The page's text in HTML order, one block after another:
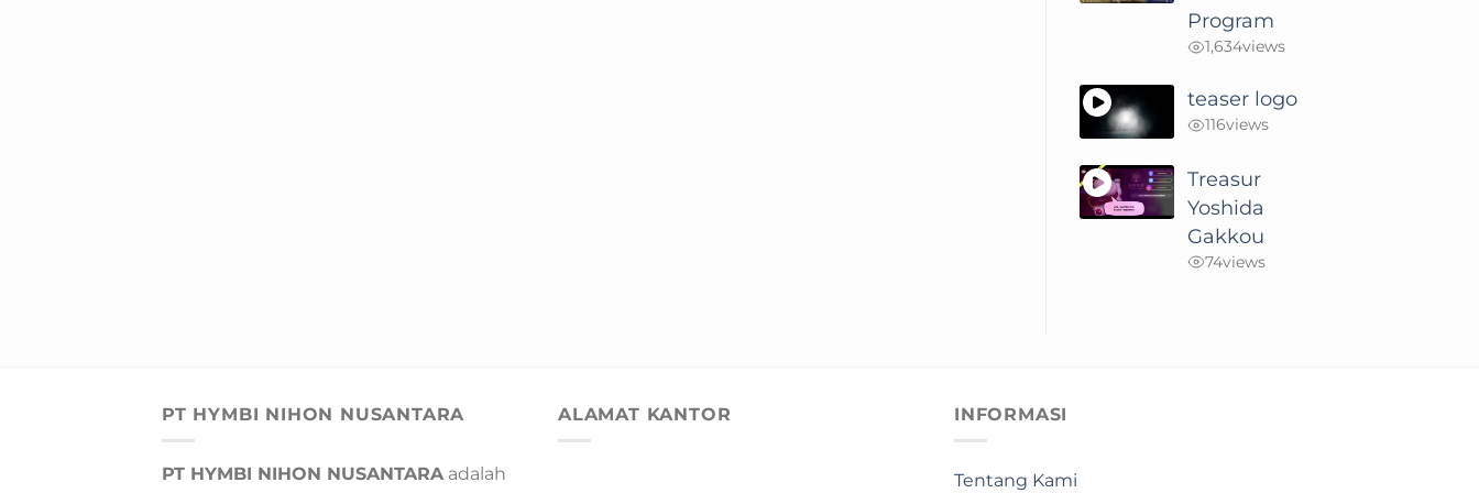
Program
1,634views
teaser logo
116views
Treasur
Yoshida
Gakkou
74views
PT HYMBI NIHON NUSANTARA
PT HYMBI NIHON NUSANTARAadalah
ALAMAT KANTOR INFORMASI
Tentang Kami